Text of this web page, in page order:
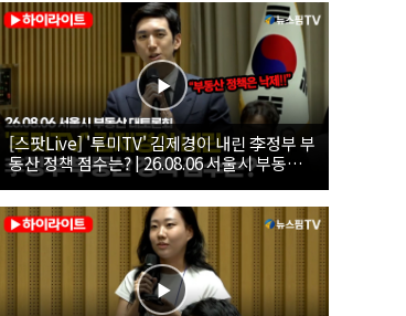
[스팟Live] '투미TV' 김제경이 내린 李정부 부
동산 정책 점수는? | 26.08.06 서울시 부동산
대토론회